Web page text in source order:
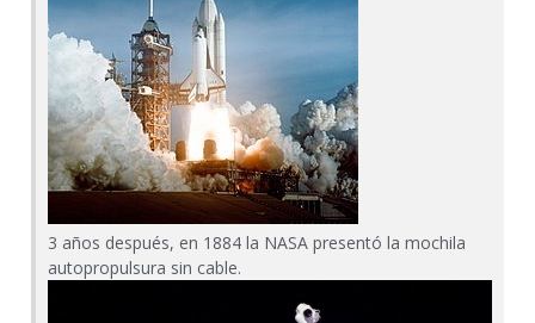
3 años después, en 1884 la NASA presentó la mochila
autopropulsura sin cable.